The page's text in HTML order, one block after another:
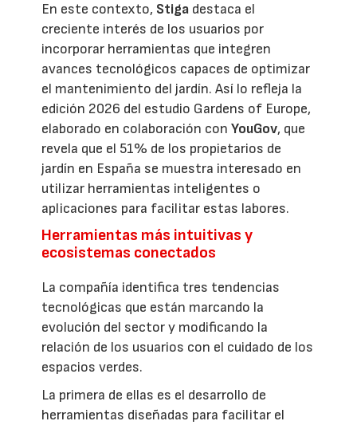
En este contexto, Stiga destaca el
creciente interés de los usuarios por
incorporar herramientas que integren
avances tecnológicos capaces de optimizar
el mantenimiento del jardín. Así lo refleja la
edición 2026 del estudio Gardens of Europe,
elaborado en colaboración conYouGov, que
revela que el 51% de los propietarios de
jardín en España se muestra interesado en
utilizar herramientas inteligentes o
aplicaciones para facilitar estas labores.
Herramientas más intuitivas y
ecosistemas conectados
La compañía identifica tres tendencias
tecnológicas que están marcando la
evolución del sector y modificando la
relación de los usuarios con el cuidado de los
espacios verdes.
La primera de ellas es el desarrollo de
herramientas diseñadas para facilitar el